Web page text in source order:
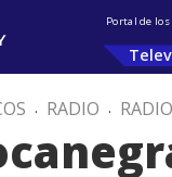
Portal de
. RADIO .